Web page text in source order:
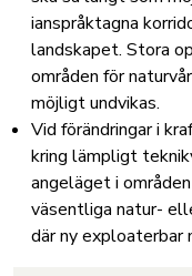
ianspråktagna
landskapet. Stora
områden för
möjligt undvikas.
Vid förändringar i
kring lämpligt
angeläget i
väsentliga natur-
där ny exploaterbar